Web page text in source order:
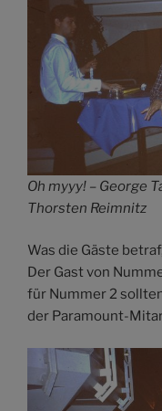
Oh myyy! – George
Thorsten Reimnitz
Was die Gäste
Der Gast von
für Nummer 2
der Paramount-